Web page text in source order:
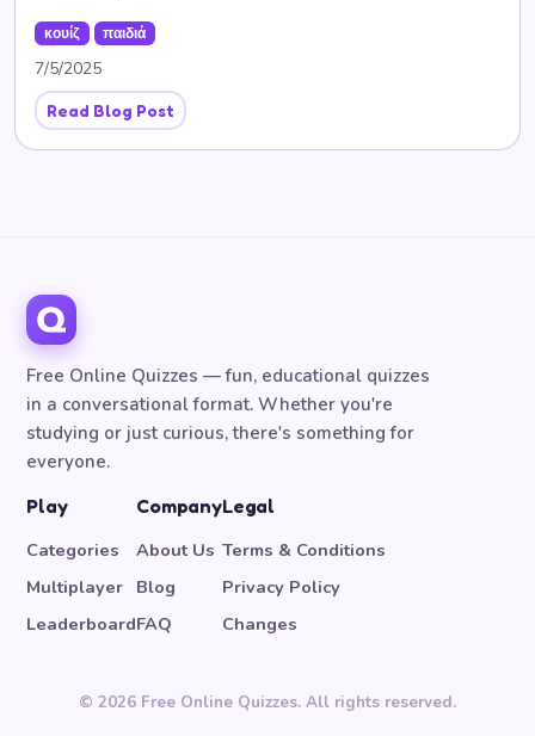
κουίζ παιδιά
7/5/2025
Read Blog Post
Free Online Quizzes — fun, educational quizzes
in a conversational format. Whether you're
studying or just curious, there's something for
everyone.
Play
Categories
Multiplayer
Leaderboard
Company
About Us
Blog
FAQ
Legal
Terms & Conditions
Privacy Policy
Changes
© 2026 Free Online Quizzes. All rights reserved.